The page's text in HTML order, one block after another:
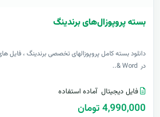
بسته پروپوزال‌های برندینگ
دانلود بسته کامل پروپوزالهای تخصصی برندینگ ، فایل
در Word &..
فایل دیجیتال آماده استفاده
4,990,000 تومان